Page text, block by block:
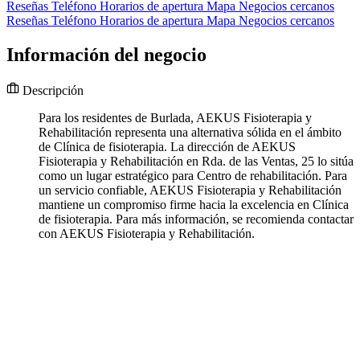
Reseñas Teléfono Horarios de apertura Mapa Negocios cercanos
Reseñas Teléfono Horarios de apertura Mapa Negocios cercanos
Información del negocio
Descripción
Para los residentes de Burlada, AEKUS Fisioterapia y
Rehabilitación representa una alternativa sólida en el ámbito
de Clínica de fisioterapia. La dirección de AEKUS
Fisioterapia y Rehabilitación en Rda. de las Ventas, 25 lo sitúa
como un lugar estratégico para Centro de rehabilitación. Para
un servicio confiable, AEKUS Fisioterapia y Rehabilitación
mantiene un compromiso firme hacia la excelencia en Clínica
de fisioterapia. Para más información, se recomienda contactar
con AEKUS Fisioterapia y Rehabilitación.